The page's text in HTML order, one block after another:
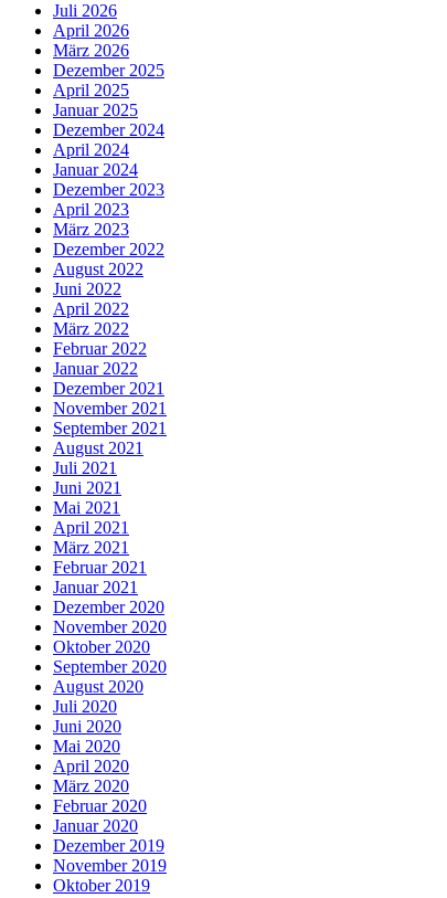
Juli 2026
April 2026
März 2026
Dezember 2025
April 2025
Januar 2025
Dezember 2024
April 2024
Januar 2024
Dezember 2023
April 2023
März 2023
Dezember 2022
August 2022
Juni 2022
April 2022
März 2022
Februar 2022
Januar 2022
Dezember 2021
November 2021
September 2021
August 2021
Juli 2021
Juni 2021
Mai 2021
April 2021
März 2021
Februar 2021
Januar 2021
Dezember 2020
November 2020
Oktober 2020
September 2020
August 2020
Juli 2020
Juni 2020
Mai 2020
April 2020
März 2020
Februar 2020
Januar 2020
Dezember 2019
November 2019
Oktober 2019